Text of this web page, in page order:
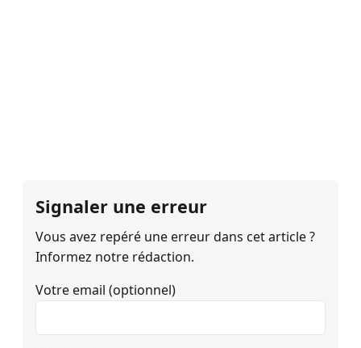
Signaler une erreur
Vous avez repéré une erreur dans cet article ?
Informez notre rédaction.
Votre email (optionnel)